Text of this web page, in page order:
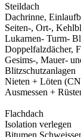
Steildach
Dachrinne,
Seiten-, Ort-,
Lukarnen- Turm-
Doppelfalzdächer,
Gesims-, Mauer-
Blitzschutzanlagen
Nieten + Löten
Ausmessen +
Flachdach
Isolation verlegen
Bitumen